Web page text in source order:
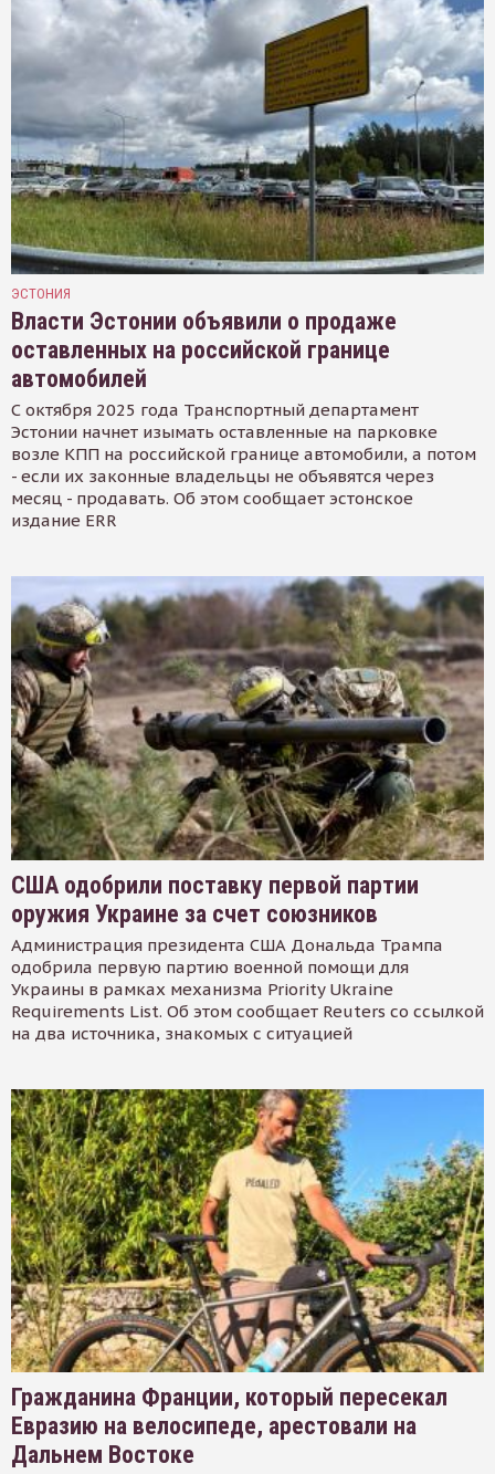
ЭСТОНИЯ
Власти Эстонии объявили о продаже
оставленных на российской границе
автомобилей
С октября 2025 года Транспортный департамент
Эстонии начнет изымать оставленные на парковке
возле КПП на российской границе автомобили, а потом
- если их законные владельцы не объявятся через
месяц - продавать. Об этом сообщает эстонское
издание ERR
США одобрили поставку первой партии
оружия Украине за счет союзников
Администрация президента США Дональда Трампа
одобрила первую партию военной помощи для
Украины в рамках механизма Priority Ukraine
Requirements List. Об этом сообщает Reuters со ссылкой
на два источника, знакомых с ситуацией
Гражданина Франции, который пересекал
Евразию на велосипеде, арестовали на
Дальнем Востоке